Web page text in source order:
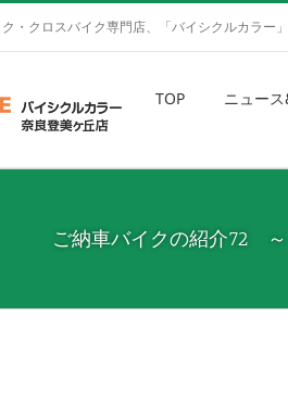
・クロスバイク専門店、「バイシクルカラー」
TOP ニュー
ご納車バイクの紹介72 ～